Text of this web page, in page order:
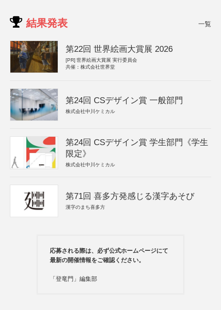
結果発表 一覧
第22回 世界絵画大賞展 2026
[PR] 世界絵画大賞展 実行委員会
共催：株式会社世界堂
第24回 CSデザイン賞 一般部門
株式会社中川ケミカル
第24回 CSデザイン賞 学生部門《学生
限定》
株式会社中川ケミカル
第71回 喜多方発感じる漢字あそび
漢字のまち喜多方
応募される際は、必ず公式ホームページにて
最新の開催情報をご確認ください。
「登竜門」編集部